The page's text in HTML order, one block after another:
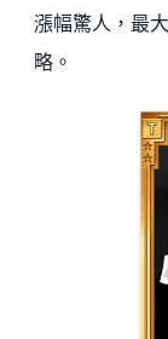
漲幅驚人，最
略。